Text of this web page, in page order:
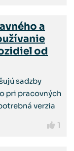
a
od
sadzby
pri pracovných
verzia
1